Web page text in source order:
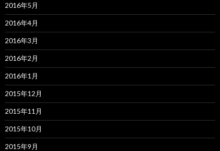
2016年5月
2016年4月
2016年3月
2016年2月
2016年1月
2015年12月
2015年11月
2015年10月
2015年9月